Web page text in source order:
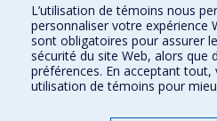
Admission
Plan du site
Accessibilité
L’utilisation de témoins nous
personnaliser votre expérience
sont obligatoires pour assurer
sécurité du site Web, alors que
préférences. En acceptant
utilisation de témoins pour